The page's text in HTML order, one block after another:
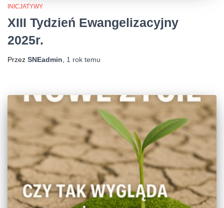
INICJATYWY
XIII Tydzień Ewangelizacyjny
2025r.
Przez SNEadmin 1 rok temu